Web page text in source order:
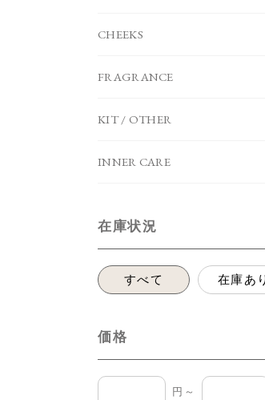
CHEEKS
FRAGRANCE
KIT / OTHER
INNER CARE
在庫状況
すべて 在庫あ
価格
円～